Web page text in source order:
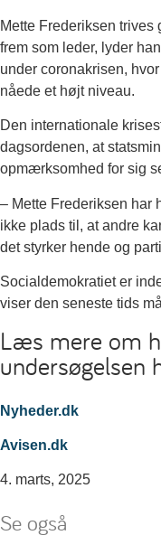
Mette Frederiksen trives
frem som leder, lyder
under coronakrisen,
nåede et højt niveau.
Den internationale
dagsordenen, at
opmærksomhed for sig
– Mette Frederiksen har
ikke plads til, at andre
det styrker hende og
Socialdemokratiet er
viser den seneste tids
Læs mere om
undersøgelsen
Nyheder.dk
Avisen.dk
4. marts, 2025
Se også